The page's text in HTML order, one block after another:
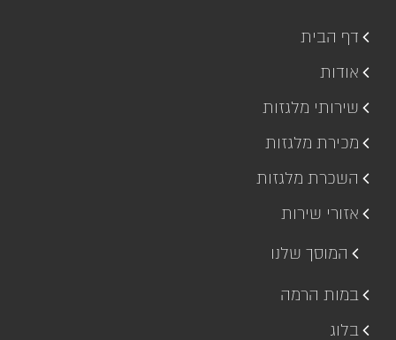
דף הבית
אודות
שירותי מלגזות
מכירת מלגזות
השכרת מלגזות
אזורי שירות
המוסך שלנו
במות הרמה
בלוג